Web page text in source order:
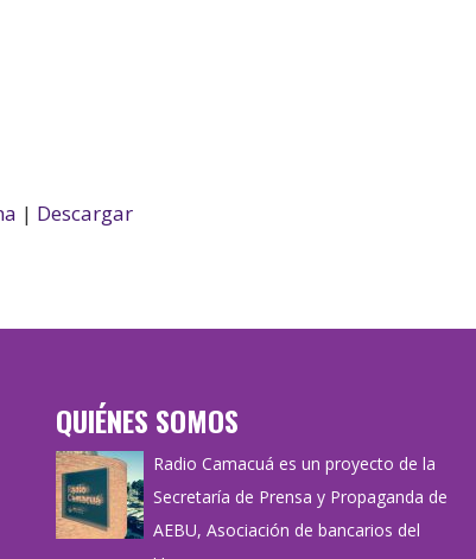
| Descargar
QUIÉNES SOMOS
Radio Camacuá es un proyecto de la
Secretaría de Prensa y Propaganda de
AEBU, Asociación de bancarios del